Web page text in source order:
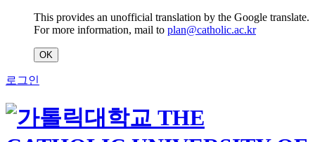
This provides an unofficial translation by the Google translate.
For more information, mail to plan@catholic.ac.kr
OK
로그인